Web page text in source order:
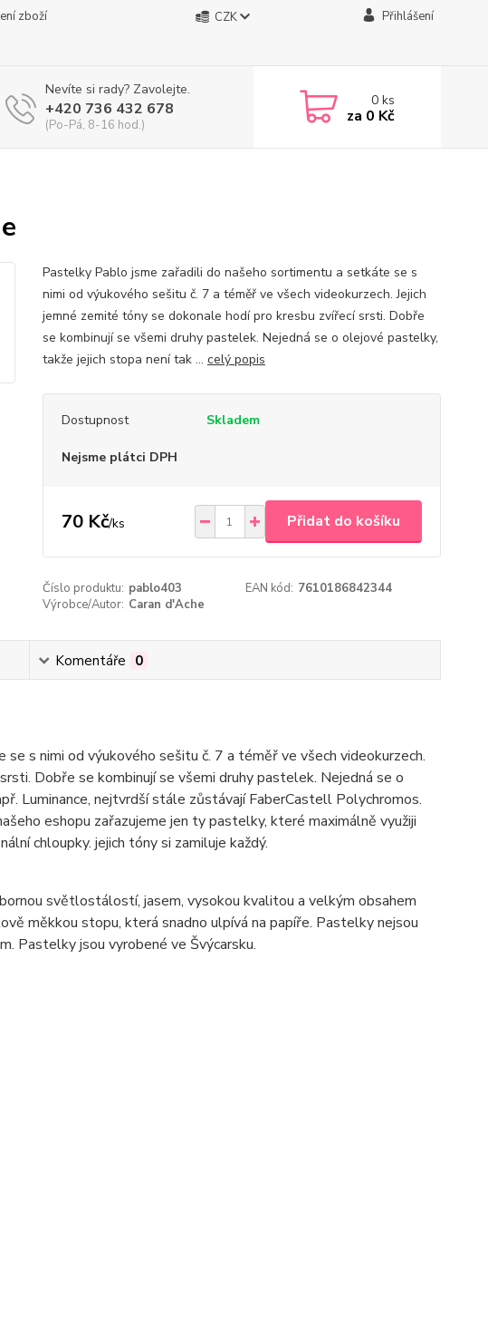
zboží
CZK Přihlášení
Nevíte si rady? Zavolejte.
+420 736 432 678
(Po-Pá, 8-16 hod.)
0ks
za 0 Kč
Pastelky Pablo jsme zařadili do našeho sortimentu a setkáte se s
nimi od výukového sešitu č. 7 a téměř ve všech videokurzech. Jejich
jemné zemité tóny se dokonale hodí pro kresbu zvířecí srsti. Dobře
se kombinují se všemi druhy pastelek. Nejedná se o olejové pastelky,
takže jejich stopa není tak ... celý popis
Dostupnost Skladem
Nejsme plátci DPH
70 Kč/ks Přidat do košíku
Číslo produktu: pablo403 EAN kód: 7610186842344
Výrobce/Autor: Caran d'Ache
Komentáře 0
s nimi od výukového sešitu č. 7 a téměř ve všech videokurzech.
Dobře se kombinují se všemi druhy pastelek. Nejedná se o
Luminance, nejtvrdší stále zůstávají FaberCastell Polychromos.
eshopu zařazujeme jen ty pastelky, které maximálně využiji
chloupky. jejich tóny si zamiluje každý.
světlostálostí, jasem, vysokou kvalitou a velkým obsahem
měkkou stopu, která snadno ulpívá na papíře. Pastelky nejsou
Pastelky jsou vyrobené ve Švýcarsku.